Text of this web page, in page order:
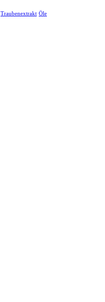
Traubenextrakt Öle